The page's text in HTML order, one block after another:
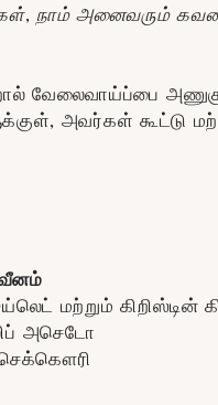
நாம் அனைவரும்
வேலைவாய்ப்பை
அவர்கள் கூட்டு
மற்றும் கிறிஸ்டின்
அசெடோ
செக்கௌரி